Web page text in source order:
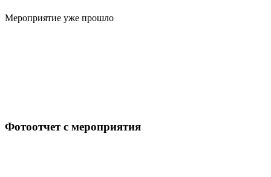
Мероприятие уже прошло
Фотоотчет с мероприятия